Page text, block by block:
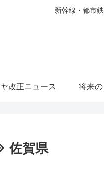
新幹線・都市
改正ニュース 将来
佐賀県